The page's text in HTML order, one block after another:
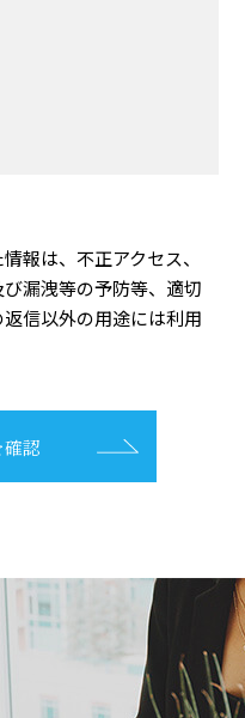
報は、不正アクセス、
漏洩等の予防等、適切
信以外の用途には利用
確認